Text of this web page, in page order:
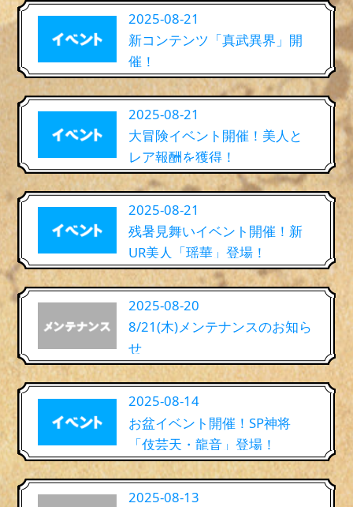
2025-08-21
新コンテンツ「真武異界」開
催！
2025-08-21
大冒険イベント開催！美人と
レア報酬を獲得！
2025-08-21
残暑見舞いイベント開催！新
UR美人「瑶華」登場！
2025-08-20
8/21(木)メンテナンスのお知ら
せ
2025-08-14
お盆イベント開催！SP神将
「伎芸天・龍音」登場！
2025-08-13